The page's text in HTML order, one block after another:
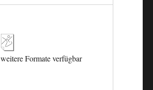
weitere Formate verfügbar